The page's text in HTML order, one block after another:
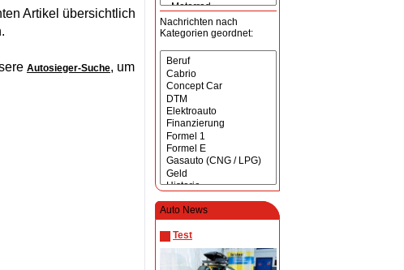
Nachrichten nach
Kategorien geordnet:
Auto News
Test
Artikel übersichtlich
Autosieger-Suche, um